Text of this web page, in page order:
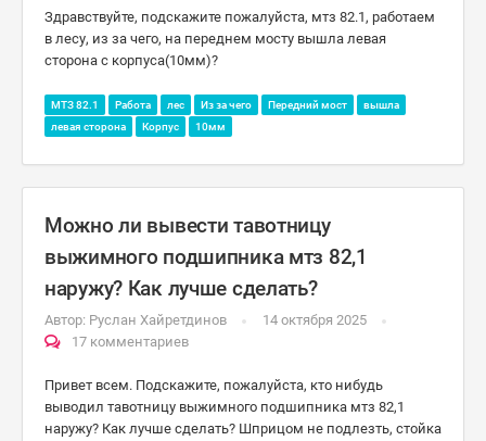
Здравствуйте, подскажите пожалуйста, мтз 82.1, работаем
в лесу, из за чего, на переднем мосту вышла левая
сторона с корпуса(10мм)?
МТЗ 82.1 Работа лес Из за чего Передний мост
вышла
левая сторона
Корпус 10мм
Можно ли вывести тавотницу
выжимного подшипника мтз 82,1
наружу? Как лучше сделать?
Автор: Руслан Хайретдинов
14 октября 2025
17 комментариев
Привет всем. Подскажите, пожалуйста, кто нибудь
выводил тавотницу выжимного подшипника мтз 82,1
наружу? Как лучше сделать? Шприцом не подлезть, стойка